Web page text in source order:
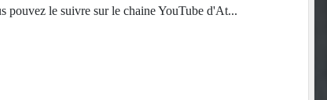
pouvez le suivre sur le chaine YouTube d'At...